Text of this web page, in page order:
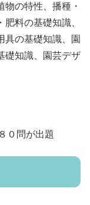
の特性、播種・
料の基礎知識、
具の基礎知識、園
礎知識、園芸デザ
０問が出題